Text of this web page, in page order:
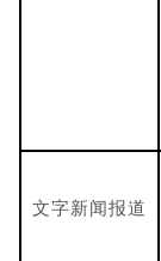
文字新闻报道